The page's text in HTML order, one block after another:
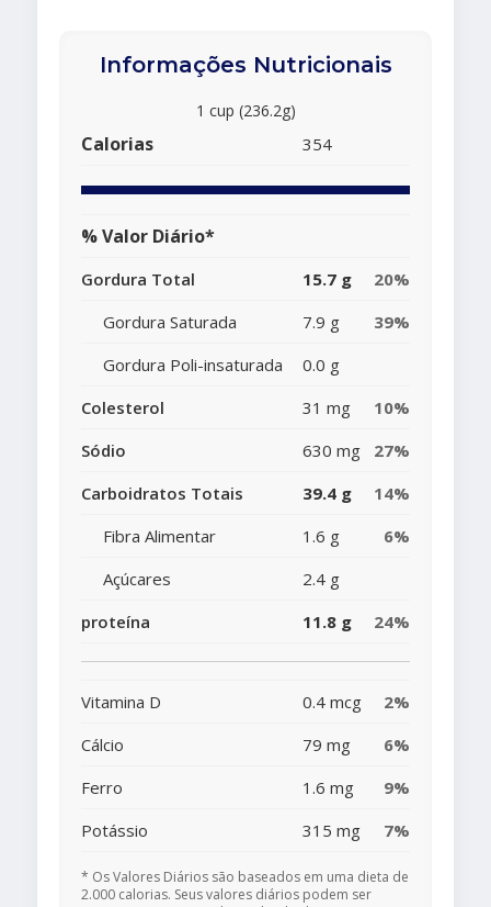
Informações Nutricionais
1 cup (236.2g)
Calorias 354
% Valor Diário*
Gordura Total 15.7 g
20%
Gordura Saturada
7.9 g
39%
Gordura Poli-insaturada
0.0 g
Colesterol
31 mg
10%
Sódio
630 mg
27%
Carboidratos Totais
39.4 g
14%
Fibra Alimentar
1.6 g
6%
Açúcares
2.4 g
proteína
11.8 g 24%
Vitamina D 0.4 mcg
2%
Cálcio
79 mg
6%
Ferro
1.6 mg
9%
Potássio
315 mg 7%
* Os Valores Diários são baseados em uma dieta de
2.000 calorias. Seus valores diários podem ser